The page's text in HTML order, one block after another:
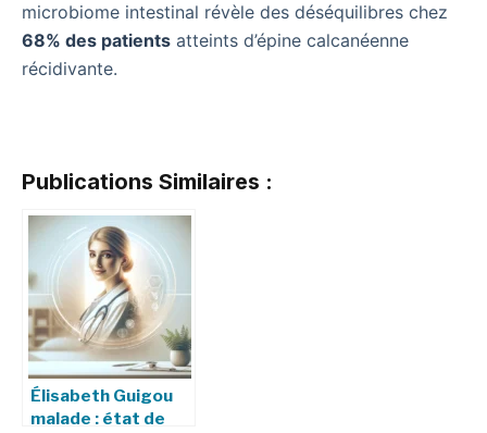
microbiome intestinal révèle des déséquilibres chez
68% des patients atteints d’épine calcanéenne
récidivante.
Publications Similaires :
Élisabeth Guigou
malade : état de